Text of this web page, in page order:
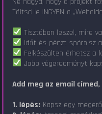
Töltsd le INGYEN a
Tisztában leszel, mire
Időt és pénzt spórolsz
Felkészülten érhetsz a
Jobb végeredményt
Add meg az email
1. lépés: Kapsz egy